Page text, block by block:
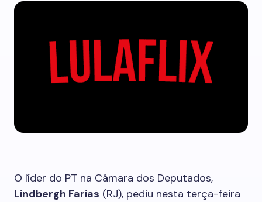
O líder do PT na Câmara dos Deputados,
Lindbergh Farias (RJ), pediu nesta terça-feira